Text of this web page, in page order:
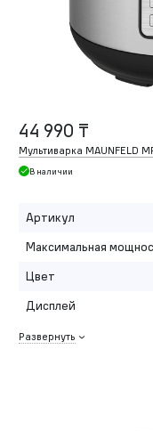
44 990 ₸
Мультиварка MAUNFELD
В наличии
Артикул
Максимальная
Цвет
Дисплей
Развернуть